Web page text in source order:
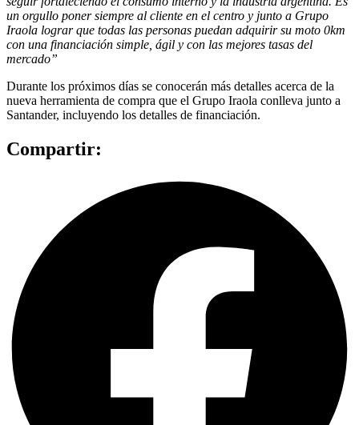
un orgullo poner siempre al cliente en el centro y junto a Grupo
Iraola lograr que todas las personas puedan adquirir su moto 0km
con una financiación simple, ágil y con las mejores tasas del
mercado”
Durante los próximos días se conocerán más detalles acerca de la
nueva herramienta de compra que el Grupo Iraola conlleva junto a
Santander, incluyendo los detalles de financiación.
Compartir: